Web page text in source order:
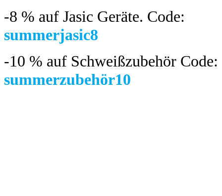
-8 % auf Jasic Geräte. Code:
summerjasic8
-10 % auf Schweißzubehör Code:
summerzubehör10